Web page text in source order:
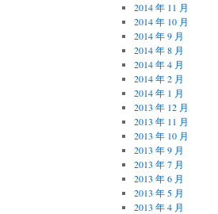
2014 年 11 月
2014 年 10 月
2014 年 9 月
2014 年 8 月
2014 年 4 月
2014 年 2 月
2014 年 1 月
2013 年 12 月
2013 年 11 月
2013 年 10 月
2013 年 9 月
2013 年 7 月
2013 年 6 月
2013 年 5 月
2013 年 4 月